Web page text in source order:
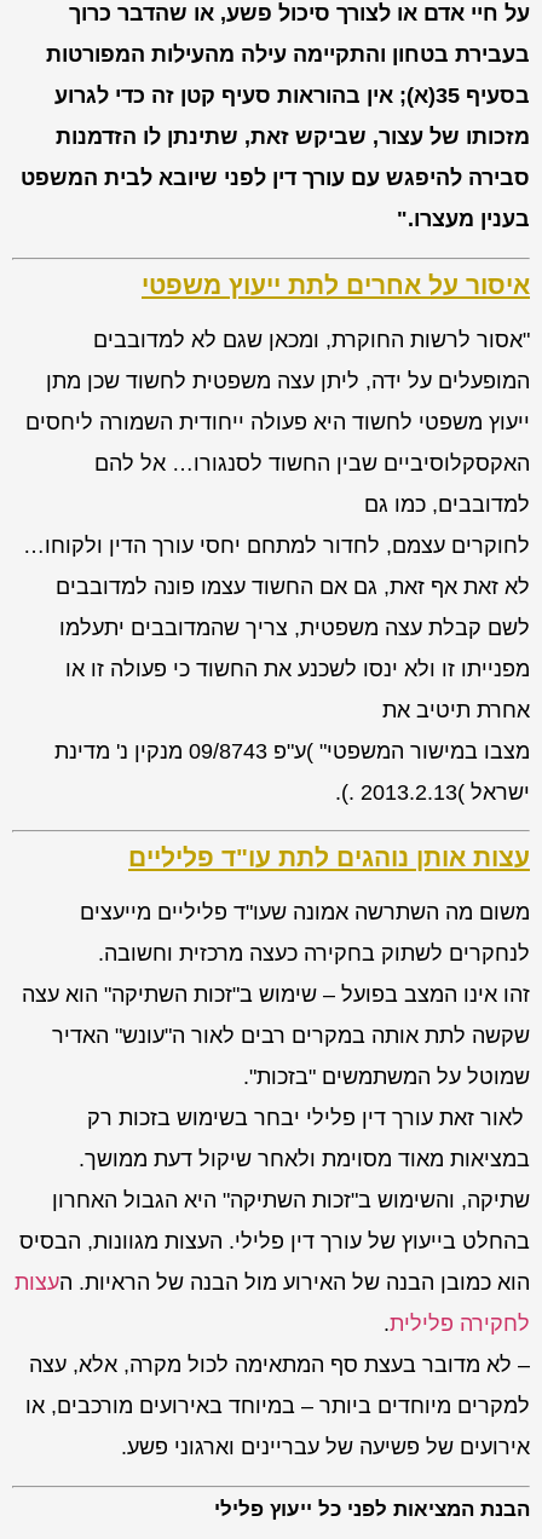
על חיי אדם או לצורך סיכול פשע, או שהדבר כרוך
בעבירת בטחון והתקיימה עילה מהעילות המפורטות
בסעיף 35(א); אין בהוראות סעיף קטן זה כדי לגרוע
מזכותו של עצור, שביקש זאת, שתינתן לו הזדמנות
סבירה להיפגש עם עורך דין לפני שיובא לבית המשפט
בענין מעצרו."
איסור על אחרים לתת ייעוץ משפטי
"אסור לרשות החוקרת, ומכאן שגם לא למדובבים
המופעלים על ידה, ליתן עצה משפטית לחשוד שכן מתן
ייעוץ משפטי לחשוד היא פעולה ייחודית השמורה ליחסים
האקסקלוסיביים שבין החשוד לסנגורו… אל להם
למדובבים, כמו גם
לחוקרים עצמם, לחדור למתחם יחסי עורך הדין ולקוחו…
לא זאת אף זאת, גם אם החשוד עצמו פונה למדובבים
לשם קבלת עצה משפטית, צריך שהמדובבים יתעלמו
מפנייתו זו ולא ינסו לשכנע את החשוד כי פעולה זו או
אחרת תיטיב את
מצבו במישור המשפטי" )ע"פ 09/8743 מנקין נ' מדינת
ישראל )2013.2.13 .).
עצות אותן נוהגים לתת עו"ד פליליים
משום מה השתרשה אמונה שעו"ד פליליים מייעצים
לנחקרים לשתוק בחקירה כעצה מרכזית וחשובה.
זהו אינו המצב בפועל – שימוש ב"זכות השתיקה" הוא עצה
שקשה לתת אותה במקרים רבים לאור ה"עונש" האדיר
שמוטל על המשתמשים "בזכות".
לאור זאת עורך דין פלילי יבחר בשימוש בזכות רק
במציאות מאוד מסוימת ולאחר שיקול דעת ממושך.
שתיקה, והשימוש ב"זכות השתיקה" היא הגבול האחרון
בהחלט בייעוץ של עורך דין פלילי. העצות מגוונות, הבסיס
הוא כמובן הבנה של האירוע מול הבנה של הראיות. העצות
לחקירה פלילית.
– לא מדובר בעצת סף המתאימה לכול מקרה, אלא, עצה
למקרים מיוחדים ביותר – במיוחד באירועים מורכבים, או
אירועים של פשיעה של עבריינים וארגוני פשע.
הבנת המציאות לפני כל ייעוץ פלילי